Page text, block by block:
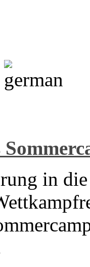
in die